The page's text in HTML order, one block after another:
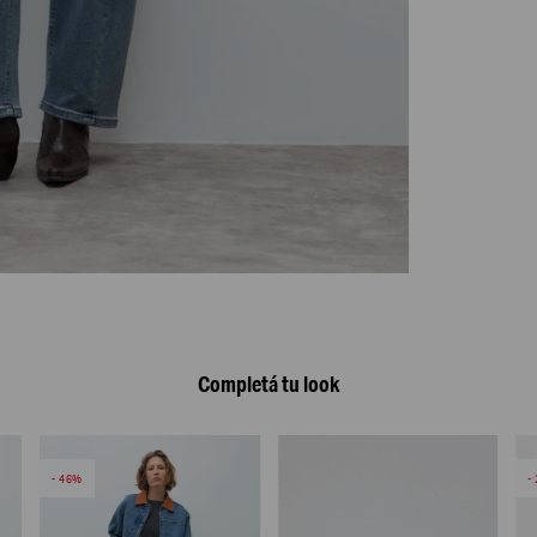
Completá tu look
46